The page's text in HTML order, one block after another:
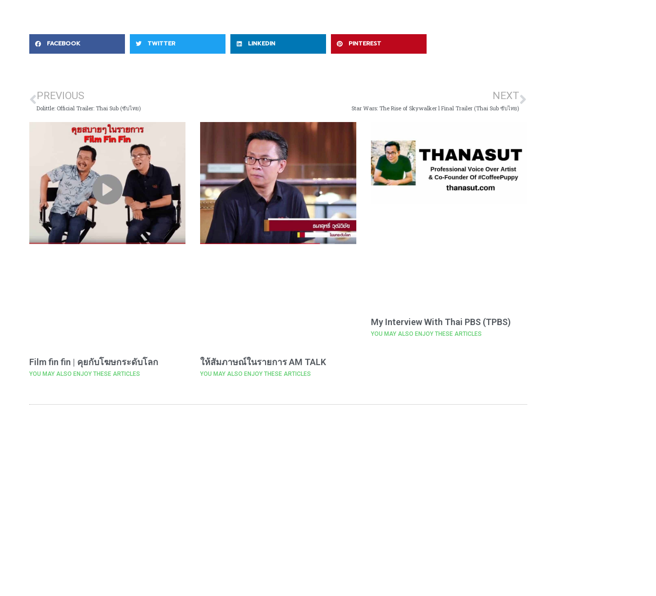
FACEBOOK TWITTER LINKEDIN PINTEREST
PREVIOUS
Dolittle: Official Trailer: Thai Sub (ซับไทย)
NEXT
Star Wars: The Rise of Skywalker l Final Trailer (Thai Sub ซับไทย)
Film fin fin | คุยกับโฆษกระดับโลก
YOU MAY ALSO ENJOY THESE ARTICLES
ให้สัมภาษณ์ในรายการ AM TALK
YOU MAY ALSO ENJOY THESE ARTICLES
My Interview With Thai PBS (TPBS)
YOU MAY ALSO ENJOY THESE ARTICLES